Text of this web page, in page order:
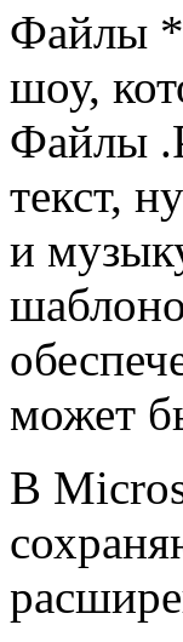
Файлы
шоу,
Файлы
текст,
и
может
В